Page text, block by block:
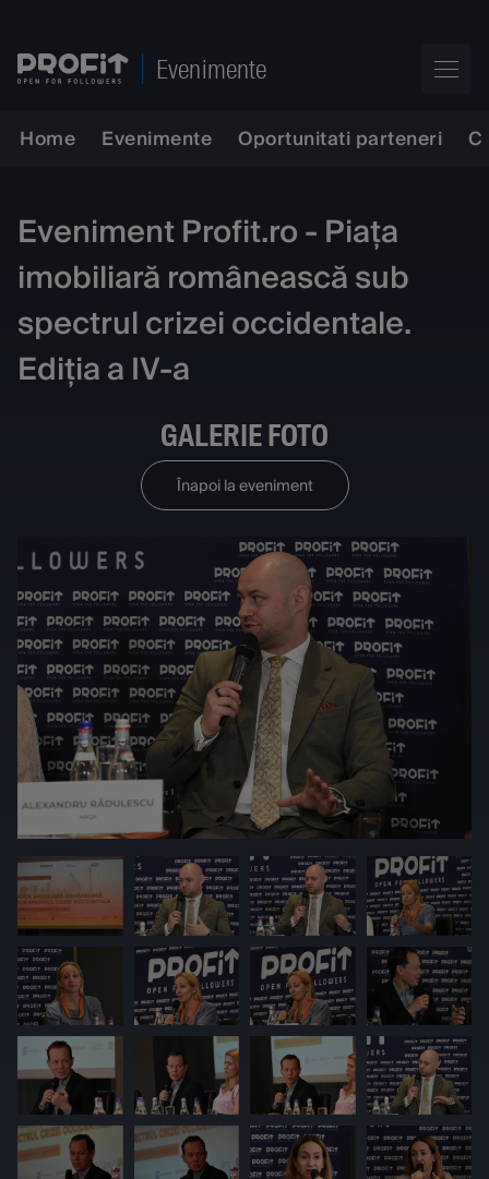
Evenimente
Home Evenimente Oportunitati parteneri
Eveniment Profit.ro - Piața
imobiliară românească sub
spectrul crizei occidentale.
Ediția a IV-a
GALERIE FOTO
Înapoi la eveniment